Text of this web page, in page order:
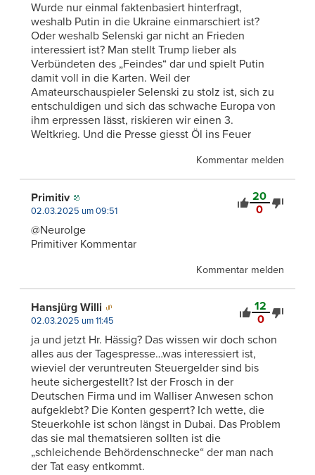
Wurde nur einmal faktenbasiert hinterfragt,
weshalb Putin in die Ukraine einmarschiert ist?
Oder weshalb Selenski gar nicht an Frieden
interessiert ist? Man stellt Trump lieber als
Verbündeten des „Feindes“ dar und spielt Putin
damit voll in die Karten. Weil der
Amateurschauspieler Selenski zu stolz ist, sich zu
entschuldigen und sich das schwache Europa von
ihm erpressen lässt, riskieren wir einen 3.
Weltkrieg. Und die Presse giesst Öl ins Feuer
Kommentar melden
20
0
Primitiv
02.03.2025 um 09:51
@Neurolge
Primitiver Kommentar
Kommentar melden
12
0
Hansjürg Willi
02.03.2025 um 11:45
ja und jetzt Hr. Hässig? Das wissen wir doch schon
alles aus der Tagespresse…was interessiert ist,
wieviel der veruntreuten Steuergelder sind bis
heute sichergestellt? Ist der Frosch in der
Deutschen Firma und im Walliser Anwesen schon
aufgeklebt? Die Konten gesperrt? Ich wette, die
Steuerkohle ist schon längst in Dubai. Das Problem
das sie mal thematsieren sollten ist die
„schleichende Behördenschnecke“ der man nach
der Tat easy entkommt.